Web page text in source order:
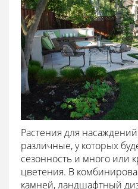
Растения для
различные, у которых
сезонность и много или
цветения. В
камней, ландшафтный